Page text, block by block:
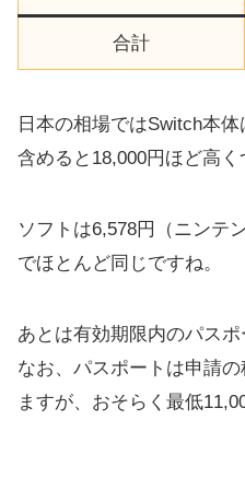
合計
日本の相場ではSwitch本
含めると18,000円ほど高く
ソフトは6,578円（ニンテ
でほとんど同じですね。
あとは有効期限内のパスポ
なお、パスポートは申請
ますが、おそらく最低